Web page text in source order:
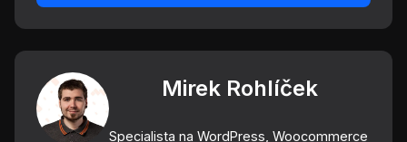
Mirek Rohlíček
Specialista na WordPress, Woocommerce